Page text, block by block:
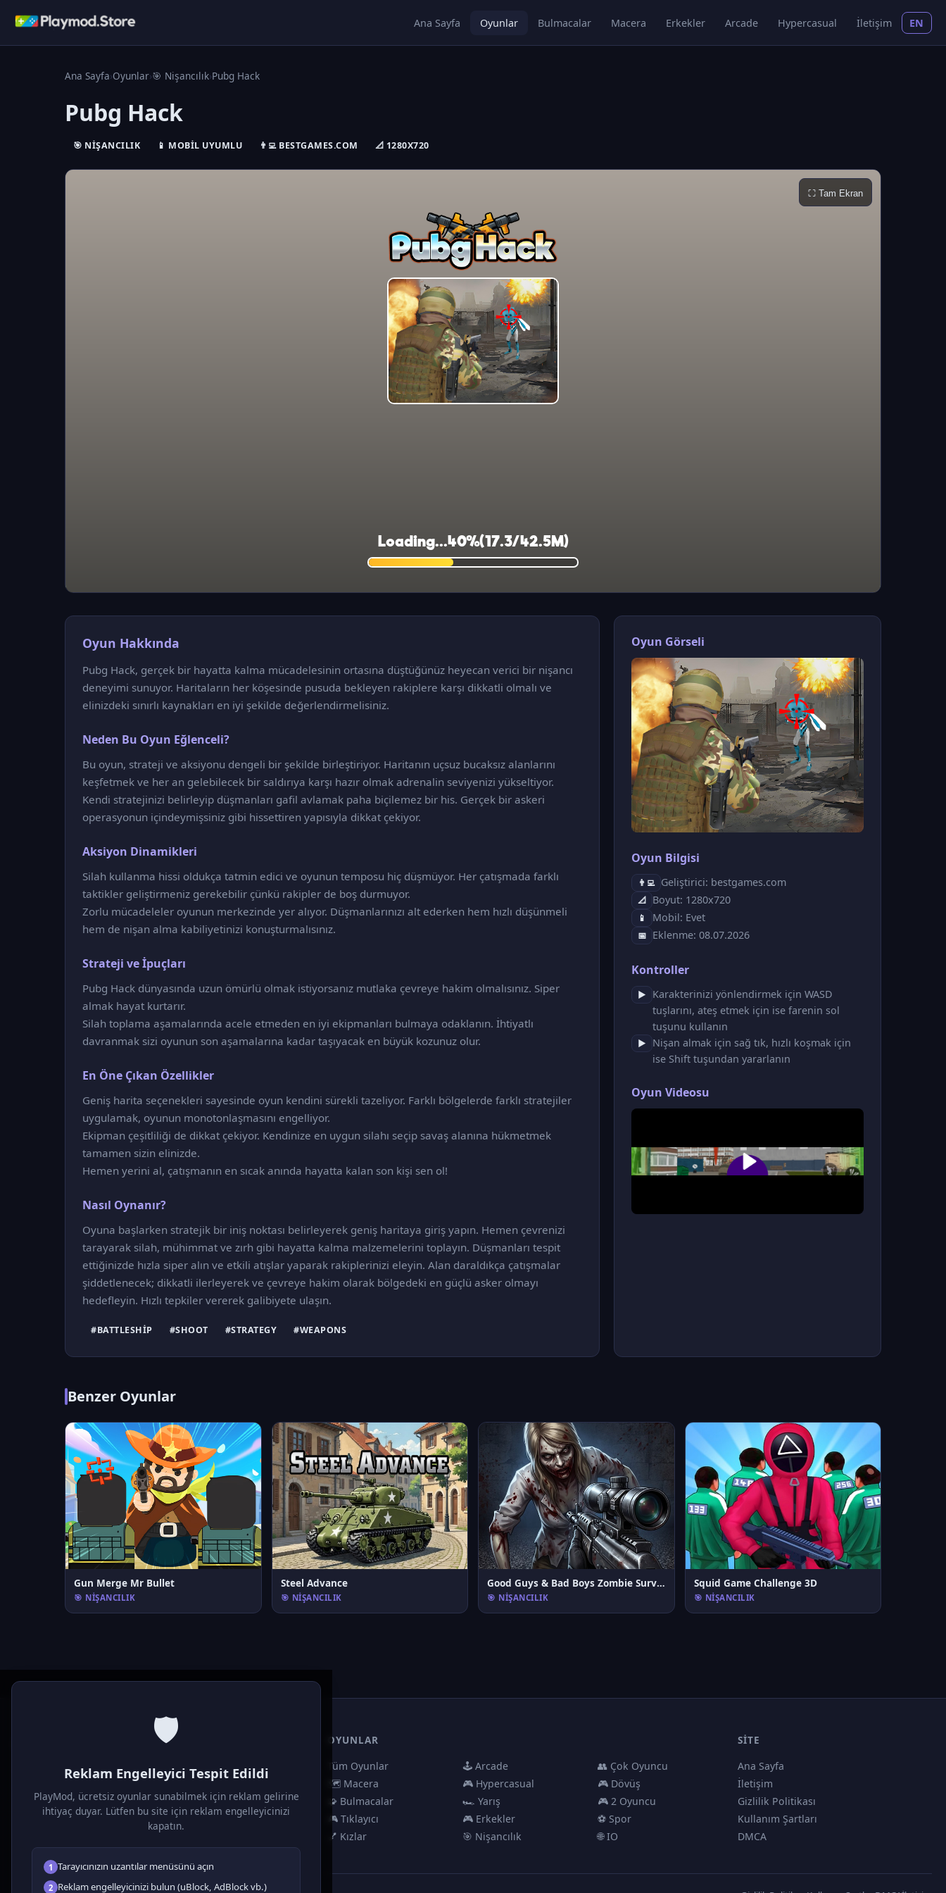
Ana Sayfa Oyunlar Bulmacalar Macera Erkekler Arcade Hypercasual İletişim EN
Ana Sayfa›Oyunlar›🎯 Nişancılık›Pubg Hack
Pubg Hack
🎯 NIŞANCILIK 📱 MOBIL UYUMLU 👨‍💻 BESTGAMES.COM 📐 1280X720
⛶ Tam Ekran
Oyun Hakkında
Pubg Hack, gerçek bir hayatta kalma mücadelesinin ortasına düştüğünüz heyecan verici bir nişancı
deneyimi sunuyor. Haritaların her köşesinde pusuda bekleyen rakiplere karşı dikkatli olmalı ve
elinizdeki sınırlı kaynakları en iyi şekilde değerlendirmelisiniz.
Neden Bu Oyun Eğlenceli?
Bu oyun, strateji ve aksiyonu dengeli bir şekilde birleştiriyor. Haritanın uçsuz bucaksız alanlarını
keşfetmek ve her an gelebilecek bir saldırıya karşı hazır olmak adrenalin seviyenizi yükseltiyor.
Kendi stratejinizi belirleyip düşmanları gafil avlamak paha biçilemez bir his. Gerçek bir askeri
operasyonun içindeymişsiniz gibi hissettiren yapısıyla dikkat çekiyor.
Aksiyon Dinamikleri
Silah kullanma hissi oldukça tatmin edici ve oyunun temposu hiç düşmüyor. Her çatışmada farklı
taktikler geliştirmeniz gerekebilir çünkü rakipler de boş durmuyor.
Zorlu mücadeleler oyunun merkezinde yer alıyor. Düşmanlarınızı alt ederken hem hızlı düşünmeli
hem de nişan alma kabiliyetinizi konuşturmalısınız.
Strateji ve İpuçları
Pubg Hack dünyasında uzun ömürlü olmak istiyorsanız mutlaka çevreye hakim olmalısınız. Siper
almak hayat kurtarır.
Silah toplama aşamalarında acele etmeden en iyi ekipmanları bulmaya odaklanın. İhtiyatlı
davranmak sizi oyunun son aşamalarına kadar taşıyacak en büyük kozunuz olur.
En Öne Çıkan Özellikler
Geniş harita seçenekleri sayesinde oyun kendini sürekli tazeliyor. Farklı bölgelerde farklı stratejiler
uygulamak, oyunun monotonlaşmasını engelliyor.
Ekipman çeşitliliği de dikkat çekiyor. Kendinize en uygun silahı seçip savaş alanına hükmetmek
tamamen sizin elinizde.
Hemen yerini al, çatışmanın en sıcak anında hayatta kalan son kişi sen ol!
Nasıl Oynanır?
Oyuna başlarken stratejik bir iniş noktası belirleyerek geniş haritaya giriş yapın. Hemen çevrenizi
tarayarak silah, mühimmat ve zırh gibi hayatta kalma malzemelerini toplayın. Düşmanları tespit
ettiğinizde hızla siper alın ve etkili atışlar yaparak rakiplerinizi eleyin. Alan daraldıkça çatışmalar
şiddetlenecek; dikkatli ilerleyerek ve çevreye hakim olarak bölgedeki en güçlü asker olmayı
hedefleyin. Hızlı tepkiler vererek galibiyete ulaşın.
#BATTLESHIP #SHOOT #STRATEGY #WEAPONS
Oyun Görseli
Oyun Bilgisi
👨‍💻 Geliştirici: bestgames.com
📐 Boyut: 1280x720
📱 Mobil: Evet
📅 Eklenme: 08.07.2026
Kontroller
▶
Karakterinizi yönlendirmek için WASD
tuşlarını, ateş etmek için ise farenin sol
tuşunu kullanın
▶
Nişan almak için sağ tık, hızlı koşmak için
ise Shift tuşundan yararlanın
Oyun Videosu
Benzer Oyunlar
Gun Merge Mr Bullet
🎯 NIŞANCILIK
Steel Advance
🎯 NIŞANCILIK
Good Guys & Bad Boys Zombie Survival GUI
🎯 NIŞANCILIK
Squid Game Challenge 3D
🎯 NIŞANCILIK
🛡️
Reklam Engelleyici Tespit Edildi
PlayMod, ücretsiz oyunlar sunabilmek için reklam gelirine
ihtiyaç duyar. Lütfen bu site için reklam engelleyicinizi
kapatın.
1 Tarayıcınızın uzantılar menüsünü açın
2 Reklam engelleyicinizi bulun (uBlock, AdBlock vb.)
Ücretsiz online HTML5 oyunlar! Aksiyon, bulmaca, spor ve
OYUNLAR
Tüm Oyunlar
🗺️ Macera
🧩 Bulmacalar
🎮 Tıklayıcı
💅 Kızlar
🕹️ Arcade
🎮 Hypercasual
🏎️ Yarış
🎮 Erkekler
🎯 Nişancılık
👥 Çok Oyuncu
🎮 Dövüş
🎮 2 Oyuncu
⚽ Spor
🌐 IO
SITE
Ana Sayfa
İletişim
Gizlilik Politikası
Kullanım Şartları
DMCA